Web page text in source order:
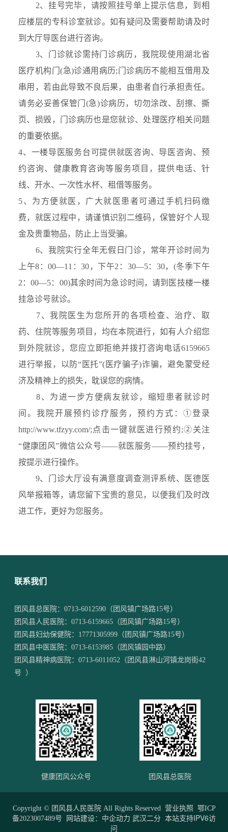
2、挂号完毕，请按照挂号单上提示信息，到相
应楼层的专科诊室就诊。如有疑问及需要帮助请及时
到大厅导医台进行咨询。
3、门诊就诊需持门诊病历，我院现使用湖北省
医疗机构门(急)诊通用病历;门诊病历不能相互借用及
串用，若由此导致不良后果，由患者自行承担责任。
请务必妥善保管门(急)诊病历，切勿涂改、刮擦、撕
页、损毁，门诊病历也是您就诊、处理医疗相关问题
的重要依据。
4、一楼导医服务台可提供就医咨询、导医咨询、预
约咨询、健康教育咨询等服务项目，提供电话、针
线、开水、一次性水杯、租借等服务。
5、为方便就医，广大就医患者可通过手机扫码缴
费，就医过程中，请谨慎识别二维码，保管好个人现
金及贵重物品，防止上当受骗。
6、我院实行全年无假日门诊，常年开诊时间为
上午8：00—11：30，下午2：30—5：30，(冬季下午
2：00—5：00)其余时间为急诊时间，请到医技楼一楼
挂急诊号就诊。
7、我院医生为您所开的各项检查、治疗、取
药、住院等服务项目，均在本院进行，如有人介绍您
到外院就诊，您应立即拒绝并拨打咨询电话6159665
进行举报，以防“医托”(医疗骗子)诈骗，避免蒙受经
济及精神上的损失，耽误您的病情。
8、为进一步方便病友就诊，缩短患者就诊时
间。我院开展预约诊疗服务，预约方式：①登录
http://www.tfzyy.com/;点击一键就医进行预约;②关注
“健康团风”微信公众号——就医服务——预约挂号，
按提示进行操作。
9、门诊大厅设有满意度调查测评系统、医德医
风举报箱等，请您留下宝贵的意见，以便我们及时改
进工作，更好为您服务。
联系我们
团风县总医院：0713-6012590 （团风镇广场路15号）
团风县人民医院：0713-6159665 （团风镇广场路15号）
团风县妇幼保健院： 17771305999 （团风镇广场路15号）
团风县中医医院：0713-6153985 （团风镇园中路）
团风县精神病医院：0713-6011052 （团风县淋山河镇龙岗街42
号 ）
健康团风公众号 团风县总医院
Copyright © 团风县人民医院 All Rights Reserved 营业执照 鄂ICP
备2023007489号
网站建设： 中企动力 武汉二分 本站支持IPV6访
问